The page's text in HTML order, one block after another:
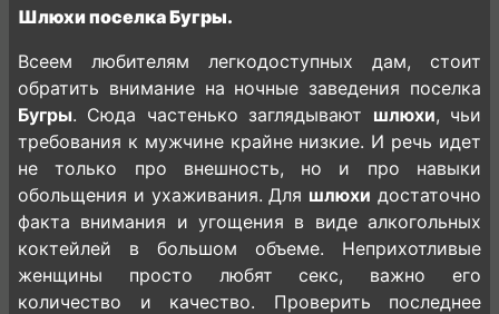
Шлюхи поселка Бугры.
Всеем любителям легкодоступных дам, стоит
обратить внимание на ночные заведения поселка
Бугры. Сюда частенько заглядывают шлюхи, чьи
требования к мужчине крайне низкие. И речь идет
не только про внешность, но и про навыки
обольщения и ухаживания. Для шлюхи достаточно
факта внимания и угощения в виде алкогольных
коктейлей в большом объеме. Неприхотливые
женщины просто любят секс, важно его
количество и качество. Проверить последнее